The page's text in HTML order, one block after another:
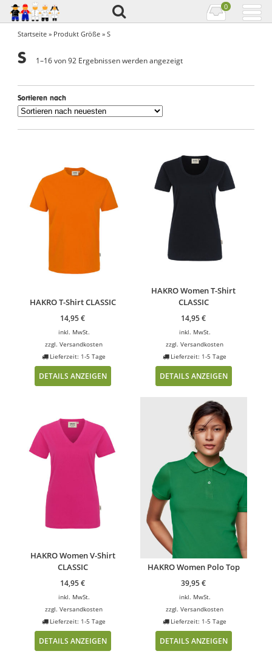
0
Startseite » Produkt Größe » S
S 1–16 von 92 Ergebnissen werden angezeigt
Sortieren nach
HAKRO T-Shirt CLASSIC
14,95€
inkl. MwSt.
zzgl.Versandkosten
Lieferzeit: 1-5 Tage
DETAILS ANZEIGEN
HAKRO Women T-Shirt
CLASSIC
14,95€
inkl. MwSt.
zzgl.Versandkosten
Lieferzeit: 1-5 Tage
DETAILS ANZEIGEN
HAKRO Women V-Shirt
CLASSIC
14,95€
inkl. MwSt.
zzgl.Versandkosten
Lieferzeit: 1-5 Tage
DETAILS ANZEIGEN
HAKRO Women Polo Top
39,95€
inkl. MwSt.
zzgl.Versandkosten
Lieferzeit: 1-5 Tage
DETAILS ANZEIGEN